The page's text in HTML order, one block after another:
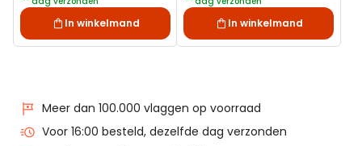
In winkelmand In winkelmand
Meer dan 100.000 vlaggen op voorraad
Voor 16:00 besteld, dezelfde dag verzonden